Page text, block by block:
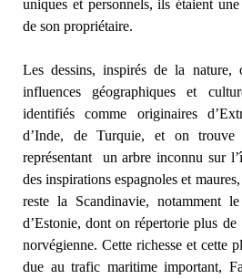
uniques et personnels, ils étaient
de son propriétaire.
Les dessins, inspirés de la nature,
influences géographiques et
identifiés comme originaires
d’Inde, de Turquie, et on
représentant un arbre inconnu sur
des inspirations espagnoles et
reste la Scandinavie, notamment
d’Estonie, dont on répertorie plus
norvégienne. Cette richesse et cette
due au trafic maritime important,